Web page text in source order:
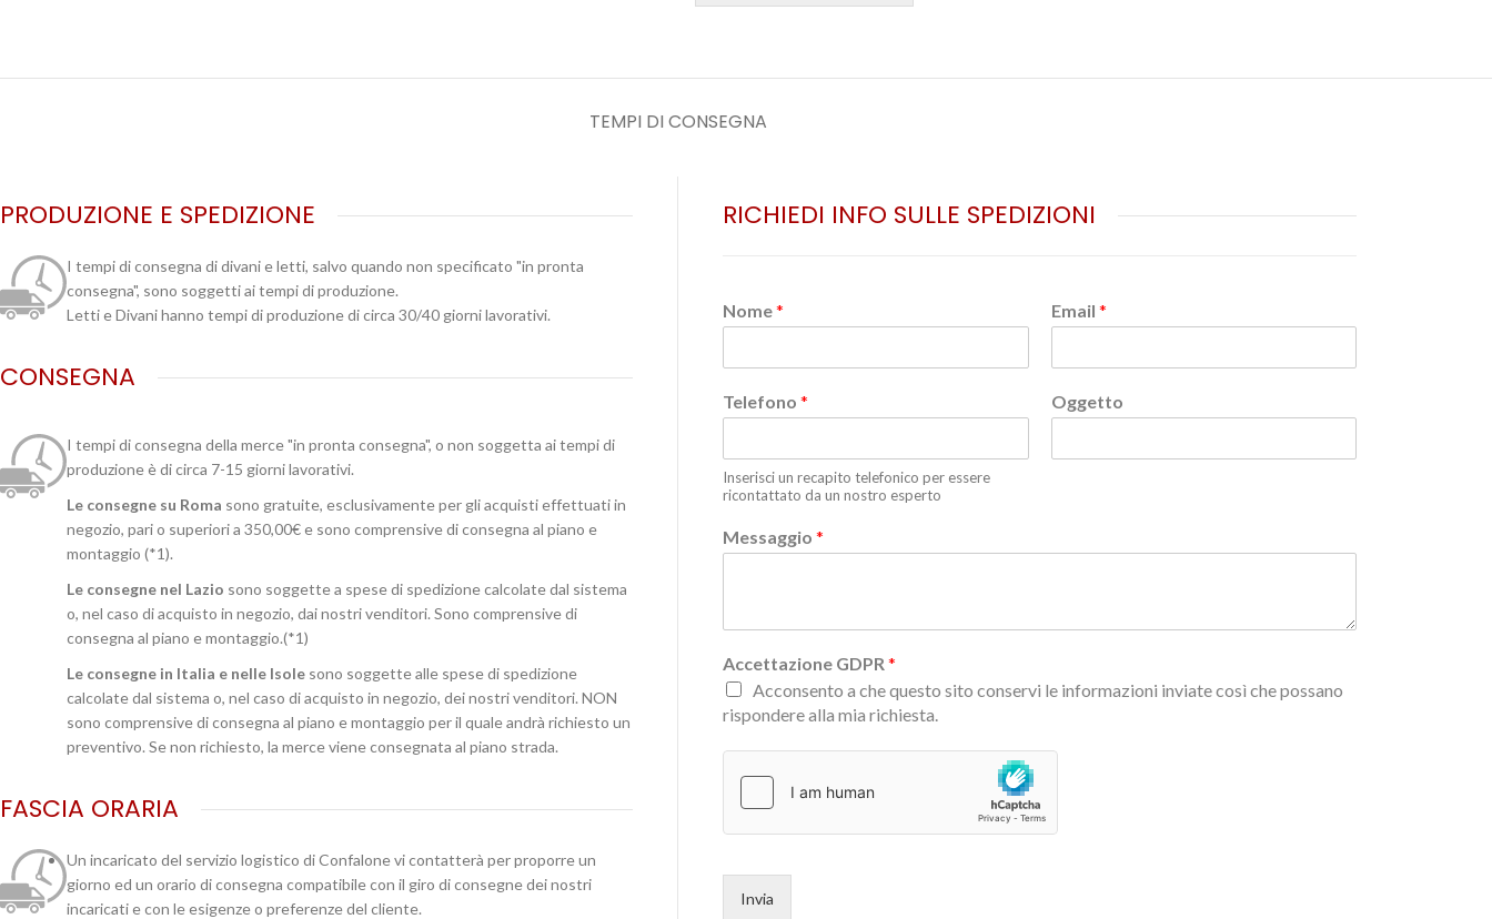
TEMPI DI CONSEGNA
PRODUZIONE E SPEDIZIONE
I tempi di consegna di divani e letti, salvo quando non specificato "in pronta
consegna", sono soggetti ai tempi di produzione.
Letti e Divani hanno tempi di produzione di circa 30/40 giorni lavorativi.
CONSEGNA
I tempi di consegna della merce "in pronta consegna", o non soggetta ai tempi di
produzione è di circa 7-15 giorni lavorativi.
Le consegne su Roma sono gratuite, esclusivamente per gli acquisti effettuati in
negozio, pari o superiori a 350,00€ e sono comprensive di consegna al piano e
montaggio (*1).
Le consegne nel Lazio sono soggette a spese di spedizione calcolate dal sistema
o, nel caso di acquisto in negozio, dai nostri venditori. Sono comprensive di
consegna al piano e montaggio.(*1)
Le consegne in Italia e nelle Isole sono soggette alle spese di spedizione
calcolate dal sistema o, nel caso di acquisto in negozio, dei nostri venditori. NON
sono comprensive di consegna al piano e montaggio per il quale andrà richiesto un
preventivo. Se non richiesto, la merce viene consegnata al piano strada.
FASCIA ORARIA
Un incaricato del servizio logistico di Confalone vi contatterà per proporre un
giorno ed un orario di consegna compatibile con il giro di consegne dei nostri
incaricati e con le esigenze o preferenze del cliente.
RICHIEDI INFO SULLE SPEDIZIONI
Nome* Email *
Telefono *
Inserisci un recapito telefonico per essere
ricontattato da un nostro esperto
Oggetto
Messaggio *
Accettazione GDPR *
Acconsento a che questo sito conservi le informazioni inviate così che possano
rispondere alla mia richiesta.
Invia